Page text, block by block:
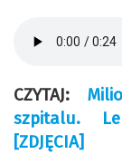
CZYTAJ:
szpitalu.
[ZDJĘCIA]